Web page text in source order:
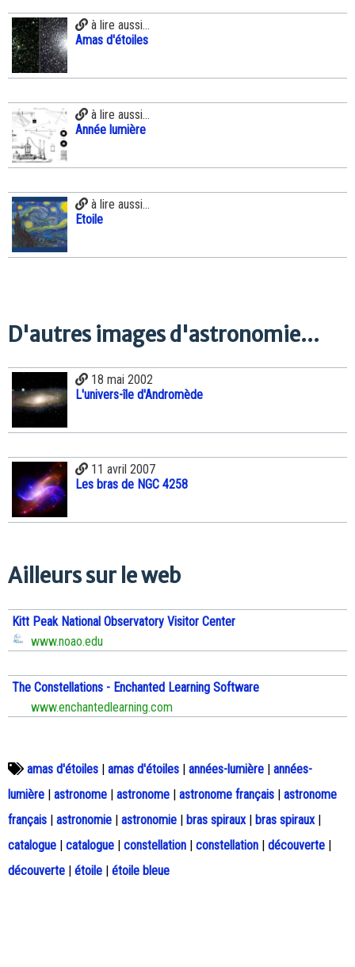
à lire aussi...
Amas d'étoiles
à lire aussi...
Année lumière
à lire aussi...
Etoile
D'autres images d'astronomie...
18 mai 2002
L'univers-île d'Andromède
11 avril 2007
Les bras de NGC 4258
Ailleurs sur le web
Kitt Peak National Observatory Visitor Center
www.noao.edu
The Constellations - Enchanted Learning Software
www.enchantedlearning.com
amas d'étoiles | amas d'étoiles | années-lumière | années-
lumière | astronome | astronome | astronome français | astronome
français | astronomie | astronomie | bras spiraux | bras spiraux |
catalogue | catalogue | constellation | constellation | découverte |
découverte | étoile | étoile bleue